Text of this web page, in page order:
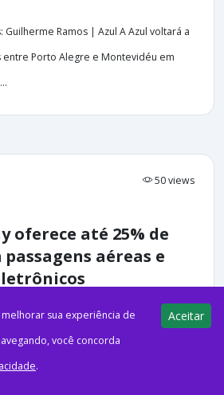
Guilherme Ramos | Azul A Azul voltará a
Porto Alegre e Montevidéu em
50 views
oferece até 25% de
aéreas e
Day está de volta em 2026 com
sua experiência de
você concorda
.
Aceitar